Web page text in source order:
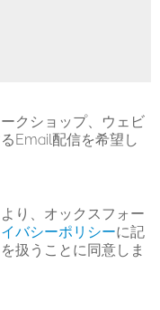
クショップ、ウェビ
Email配信を希望し
り、オックスフォー
バシーポリシーに記
扱うことに同意しま